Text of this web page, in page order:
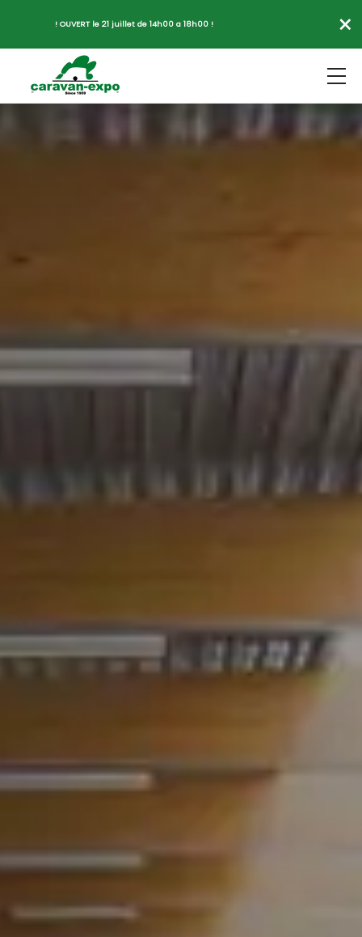
! OUVERT le 21 juillet de 14h00 a 18h00 ! ×